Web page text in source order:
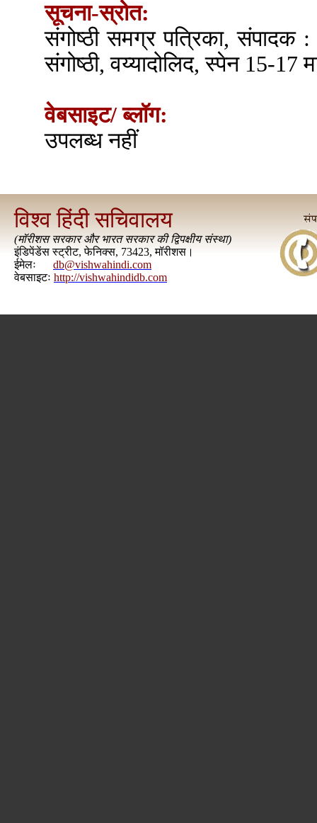
सूचना-स्रोत:
संगोष्ठी समग्र पत्रिका, संपादक
संगोष्ठी, वय्यादोलिद, स्पेन 15-17
वेबसाइट/ ब्लॉग:
उपलब्ध नहीं
विश्व हिंदी सचिवालय
(मॉरीशस सरकार और भारत सरकार की द्विपक्षीय संस्था)
इंडिपेंडेंस स्ट्रीट, फेनिक्स, 73423, मॉरीशस।
ईमेलः
db@vishwahindi.com
वेबसाइटः http://vishwahindidb.com